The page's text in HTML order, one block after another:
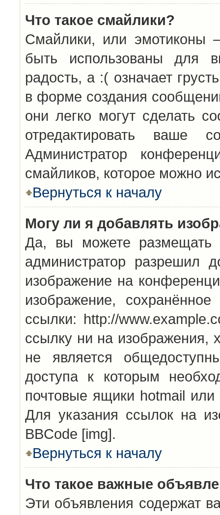
Что такое смайлики?
Смайлики, или эмотиконы
быть использованы для
радость, а :( означает
в форме создания
они легко могут сделать
отредактировать ваше
Администратор
смайликов, которое можно
Вернуться к началу
Могу ли я добавлять
Да, вы можете размещать
администратор разрешил
изображение на
изображение,
ссылки: http://
ссылку ни на
не является
доступа к которым
почтовые ящики hotmail
Для указания ссылок на
BBCode [img].
Вернуться к началу
Что такое важные
Эти объявления содержат